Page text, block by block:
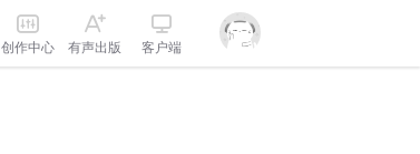
创作中心 有声出版 客户端